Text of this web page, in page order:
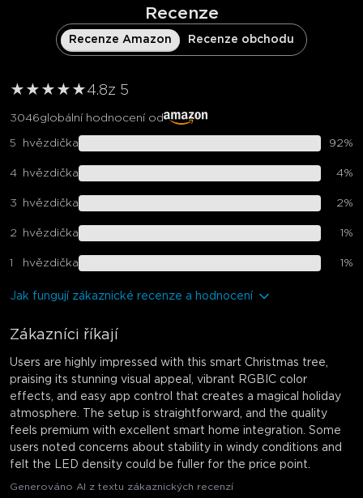
Recenze
Recenze Amazon Recenze obchodu
★ ★ ★ ★ ★4.8z 5
3046globální hodnocení od
5 hvězdička 92%
4 hvězdička 4%
3 hvězdička 2%
2 hvězdička 1%
1 hvězdička 1%
Jak fungují zákaznické recenze a hodnocení
Zákazníci říkají
Users are highly impressed with this smart Christmas tree,
praising its stunning visual appeal, vibrant RGBIC color
effects, and easy app control that creates a magical holiday
atmosphere. The setup is straightforward, and the quality
feels premium with excellent smart home integration. Some
users noted concerns about stability in windy conditions and
felt the LED density could be fuller for the price point.
Generováno AI z textu zákaznických recenzí